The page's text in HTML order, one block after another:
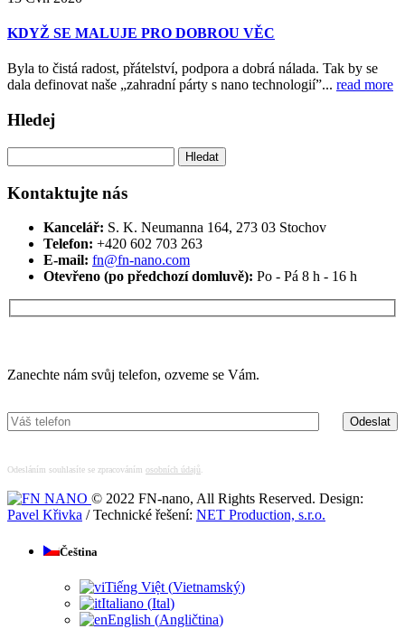
KDYŽ SE MALUJE PRO DOBROU VĚC
Byla to čistá radost, přátelství, podpora a dobrá nálada. Tak by se
dala definovat naše „zahradní párty s nano technologií”... read more
Hledej
Kontaktujte nás
Kancelář: S. K. Neumanna 164, 273 03 Stochov
Telefon: +420 ‭602 703 263‬
E-mail: fn@fn-nano.com
Otevřeno (po předchozí domluvě): Po - Pá 8 h - 16 h
Zanechte nám svůj telefon, ozveme se Vám.
Odesláním souhlasíte se zpracováním osobních údajů
© 2022 FN-nano, All Rights Reserved. Design:
Pavel Křivka / Technické řešení: NET Production, s.r.o.
Čeština
Tiếng Việt (Vietnamský)
Italiano (Ital)
English (Angličtina)